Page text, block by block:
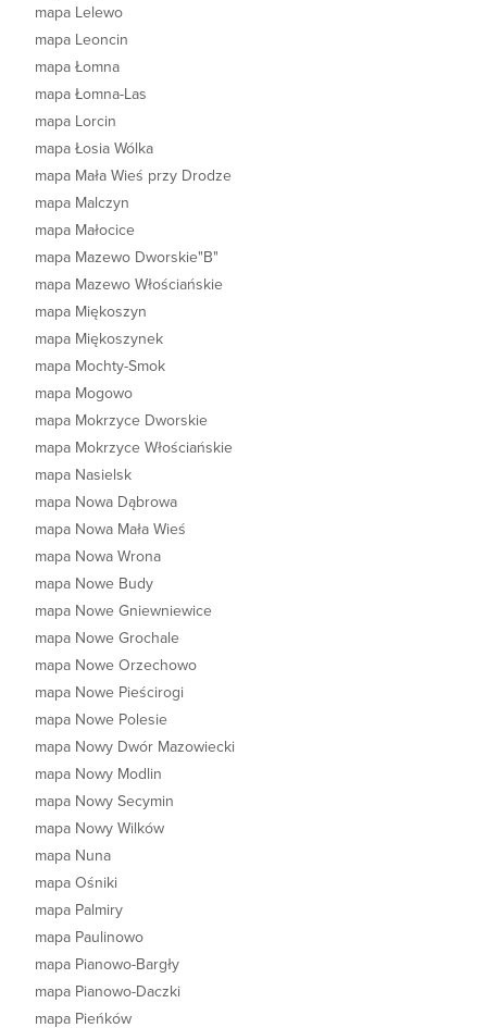
mapa Lelewo
mapa Leoncin
mapa Łomna
mapa Łomna-Las
mapa Lorcin
mapa Łosia Wólka
mapa Mała Wieś przy Drodze
mapa Malczyn
mapa Małocice
mapa Mazewo Dworskie"B"
mapa Mazewo Włościańskie
mapa Miękoszyn
mapa Miękoszynek
mapa Mochty-Smok
mapa Mogowo
mapa Mokrzyce Dworskie
mapa Mokrzyce Włościańskie
mapa Nasielsk
mapa Nowa Dąbrowa
mapa Nowa Mała Wieś
mapa Nowa Wrona
mapa Nowe Budy
mapa Nowe Gniewniewice
mapa Nowe Grochale
mapa Nowe Orzechowo
mapa Nowe Pieścirogi
mapa Nowe Polesie
mapa Nowy Dwór Mazowiecki
mapa Nowy Modlin
mapa Nowy Secymin
mapa Nowy Wilków
mapa Nuna
mapa Ośniki
mapa Palmiry
mapa Paulinowo
mapa Pianowo-Bargły
mapa Pianowo-Daczki
mapa Pieńków